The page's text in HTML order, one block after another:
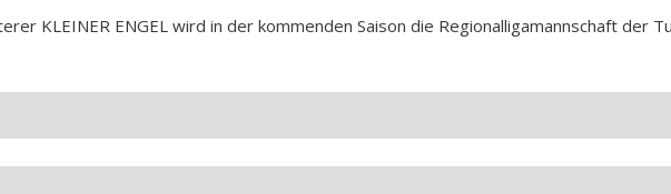
KLEINER ENGEL wird in der kommenden Saison die Regionalligamannschaft der